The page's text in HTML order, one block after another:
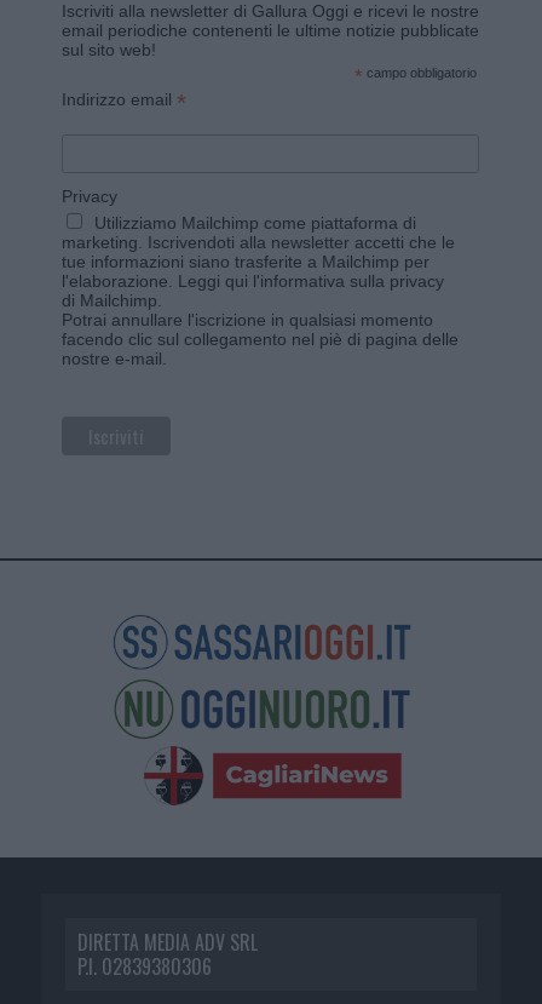
Iscriviti alla newsletter di Gallura Oggi e ricevi le nostre
email periodiche contenenti le ultime notizie pubblicate
sul sito web!
* campo obbligatorio
Indirizzo email *
Privacy
Utilizziamo Mailchimp come piattaforma di
marketing. Iscrivendoti alla newsletter accetti che le
tue informazioni siano trasferite a Mailchimp per
l'elaborazione. Leggi qui l'informativa sulla privacy
di Mailchimp
Potrai annullare l'iscrizione in qualsiasi momento
facendo clic sul collegamento nel piè di pagina delle
nostre e-mail.
DIRETTA MEDIA ADV SRL
P.I. 02839380306